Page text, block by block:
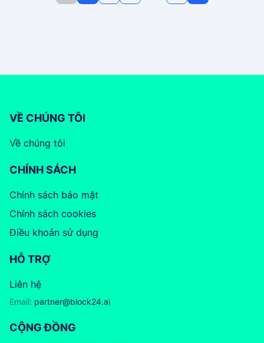
VỀ CHÚNG TÔI
Về chúng tôi
CHÍNH SÁCH
Chính sách bảo mật
Chính sách cookies
Điều khoản sử dụng
HỖ TRỢ
Liên hệ
Email: partner@block24.ai
CỘNG ĐỒNG